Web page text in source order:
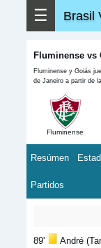
☰ Brasil
Fluminense vs
Fluminense y Goiás
de Janeiro a partir de
Fluminense
Resúmen
Partidos
89' André